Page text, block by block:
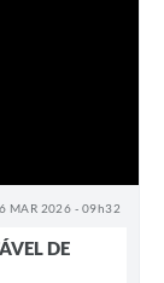
MAR 2026 - 09h32
DE